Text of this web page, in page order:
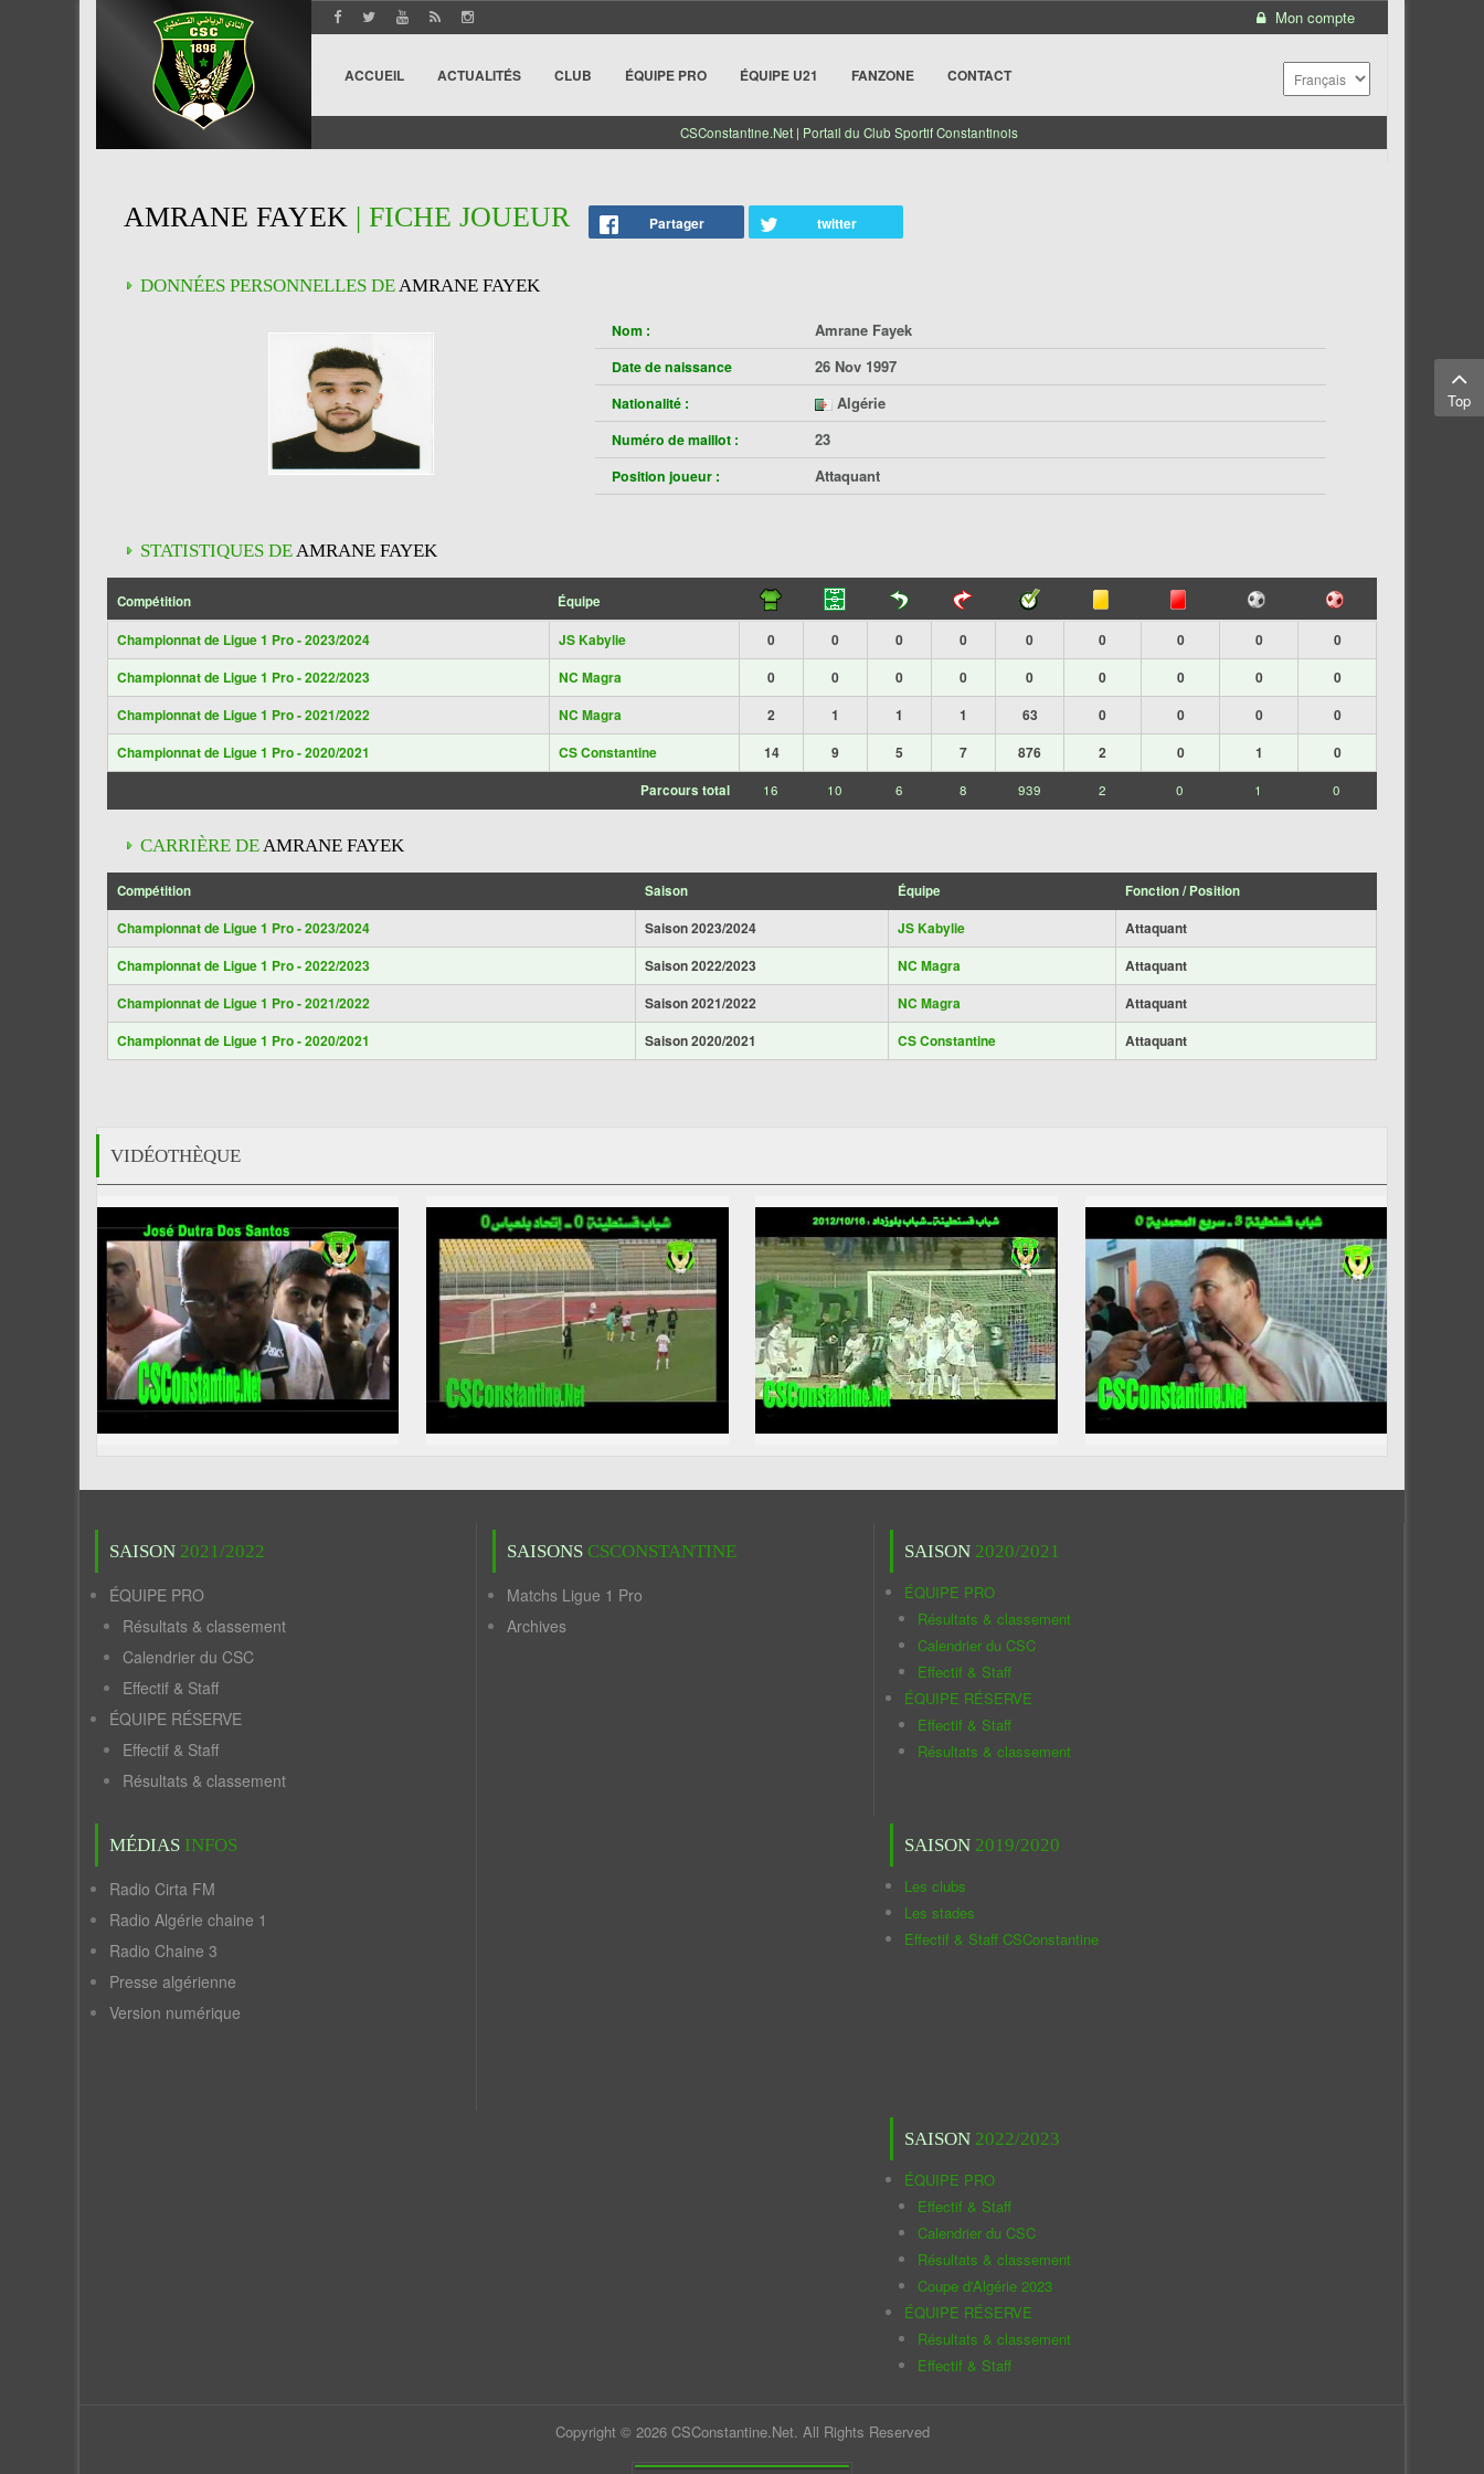
Mon compte
ACCUEIL ACTUALITÉS CLUB ÉQUIPE PRO ÉQUIPE U21 FANZONE CONTACT
CSConstantine.Net | Portail du Club Sportif Constantinois
AMRANE FAYEK | FICHE JOUEUR Partager twitter
DONNÉES PERSONNELLES DEAMRANE FAYEK
Nom : Amrane Fayek
Date de naissance 26 Nov 1997
Nationalité : Algérie
Numéro de maillot : 23
Position joueur : Attaquant
STATISTIQUES DEAMRANE FAYEK
Compétition Équipe
Championnat de Ligue 1 Pro - 2023/2024 JS Kabylie 0 0 0 0 0 0 0 0
0
Championnat de Ligue 1 Pro - 2022/2023
NC Magra 0 0 0 0 0 0 0 0
0
Championnat de Ligue 1 Pro - 2021/2022
NC Magra 2 1 1 1 63 0 0 0
0
Championnat de Ligue 1 Pro - 2020/2021
CS Constantine 14 9 5 7 876 2 0 1 0
Parcours total 16 10 6 8 939 2 0 1 0
CARRIÈRE DEAMRANE FAYEK
Compétition Saison Équipe Fonction / Position
Championnat de Ligue 1 Pro - 2023/2024 Saison 2023/2024 JS Kabylie
Attaquant
Championnat de Ligue 1 Pro - 2022/2023
Saison 2022/2023 NC Magra
Attaquant
Championnat de Ligue 1 Pro - 2021/2022
Saison 2021/2022 NC Magra
Attaquant
Championnat de Ligue 1 Pro - 2020/2021
Saison 2020/2021 CS Constantine Attaquant
VIDÉOTHÈQUE
SAISON 2021/2022
ÉQUIPE PRO
Résultats & classement
Calendrier du CSC
Effectif & Staff
ÉQUIPE RÉSERVE
Effectif & Staff
Résultats & classement
MÉDIAS INFOS
Radio Cirta FM
Radio Algérie chaine 1
Radio Chaine 3
Presse algérienne
Version numérique
SAISONS CSCONSTANTINE
Matchs Ligue 1 Pro
Archives
SAISON 2020/2021
ÉQUIPE PRO
Résultats & classement
Calendrier du CSC
Effectif & Staff
ÉQUIPE RÉSERVE
Effectif & Staff
Résultats & classement
SAISON 2019/2020
Les clubs
Les stades
Effectif & Staff CSConstantine
SAISON 2022/2023
ÉQUIPE PRO
Effectif & Staff
Calendrier du CSC
Résultats & classement
Coupe d'Algérie 2023
ÉQUIPE RÉSERVE
Résultats & classement
Effectif & Staff
Copyright © 2026 CSConstantine.Net. All Rights Reserved
Top